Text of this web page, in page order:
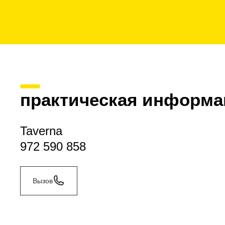
практическая
Taverna
972 590 858
Вызов